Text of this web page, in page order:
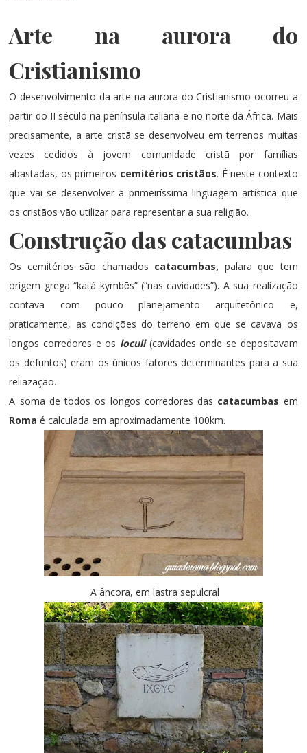
Arte na aurora do
Cristianismo
O desenvolvimento da arte na aurora do Cristianismo ocorreu a
partir do II século na península italiana e no norte da África. Mais
precisamente, a arte cristã se desenvolveu em terrenos muitas
vezes cedidos à jovem comunidade cristã por famílias
abastadas, os primeiros cemitérios cristãos. É neste contexto
que vai se desenvolver a primeiríssima linguagem artística que
os cristãos vão utilizar para representar a sua religião.
Construção das catacumbas
Os cemitérios são chamados catacumbas, palara que tem
origem grega “katá kymbḗs” (“nas cavidades”). A sua realização
contava com pouco planejamento arquitetônico e,
praticamente, as condições do terreno em que se cavava os
longos corredores e os loculi (cavidades onde se depositavam
os defuntos) eram os únicos fatores determinantes para a sua
reliazação.
A soma de todos os longos corredores das catacumbas em
Roma é calculada em aproximadamente 100km.
A âncora, em lastra sepulcral